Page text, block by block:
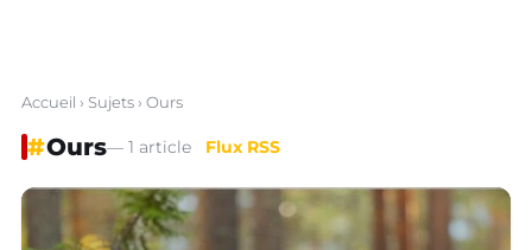
Accueil › Sujets› Ours
#Ours— 1 article Flux RSS